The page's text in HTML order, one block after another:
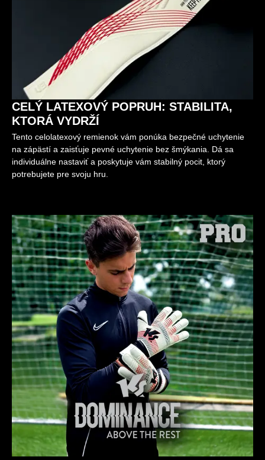
CELÝ LATEXOVÝ POPRUH: STABILITA,
KTORÁ VYDRŽÍ
Tento celolatexový remienok vám ponúka bezpečné uchytenie
na zápästí a zaisťuje pevné uchytenie bez šmýkania. Dá sa
individuálne nastaviť a poskytuje vám stabilný pocit, ktorý
potrebujete pre svoju hru.